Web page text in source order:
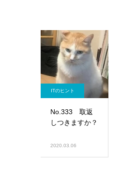
ITのヒント
No.333 取返
しつきますか？
2020.03.06